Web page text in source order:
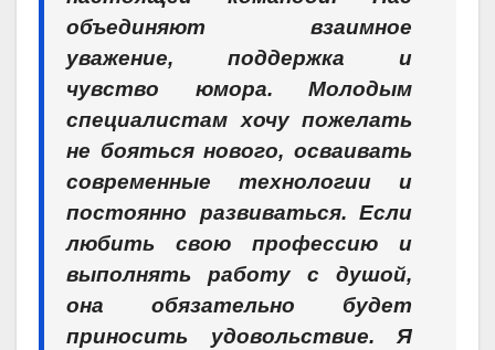
объединяют взаимное
уважение, поддержка и
чувство юмора. Молодым
специалистам хочу пожелать
не бояться нового, осваивать
современные технологии и
постоянно развиваться. Если
любить свою профессию и
выполнять работу с душой,
она обязательно будет
приносить удовольствие. Я